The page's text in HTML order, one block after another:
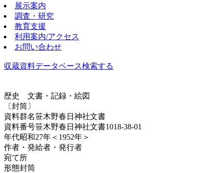
展示案内
調査・研究
教育支援
利用案内/アクセス
お問い合わせ
収蔵資料データベース検索する
歴史
文書・記録・絵図
〔封筒〕
資料群名笹木野春日神社文書
資料番号笹木野春日神社文書1018-38-01
年代昭和27年＜1952年＞
作者・発給者・発行者
宛て所
形態封筒